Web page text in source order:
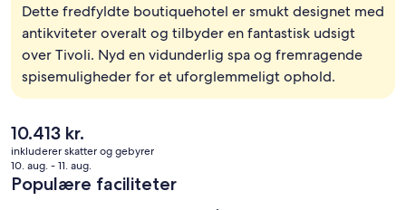
Overnatningsstedets facade – aften/
Dette fredfyldte boutiquehotel er smukt designet med
antikviteter overalt og tilbyder en fantastisk udsigt
over Tivoli. Nyd en vidunderlig spa og fremragende
spisemuligheder for et uforglemmeligt ophold.
Den
nuværende
pris
er
10.413 kr.
10.413 kr.
inkluderer skatter og gebyrer
10. aug. - 11. aug.
Populære faciliteter